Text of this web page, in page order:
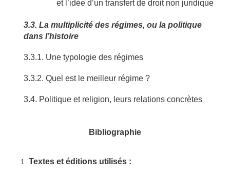
et l’idée d’un transfert de droit non juridique
3.3. La multiplicité des régimes, ou la politique
dans l’histoire
3.3.1. Une typologie des régimes
3.3.2. Quel est le meilleur régime ?
3.4. Politique et religion, leurs relations concrètes
Bibliographie
Textes et éditions utilisés :